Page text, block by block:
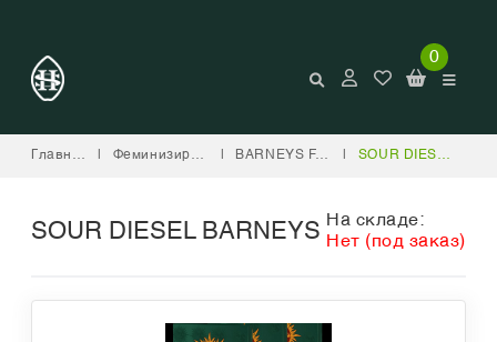
0
Главная | Феминизированные | BARNEYS FARM | SOUR DIESEL BARNEYS
SOUR DIESEL BARNEYS На складе:
Нет (под заказ)